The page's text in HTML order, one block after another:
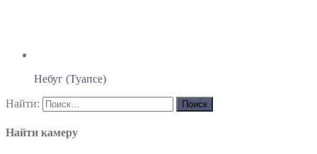
Небуг (Туапсе)
Найти:
Найти камеру